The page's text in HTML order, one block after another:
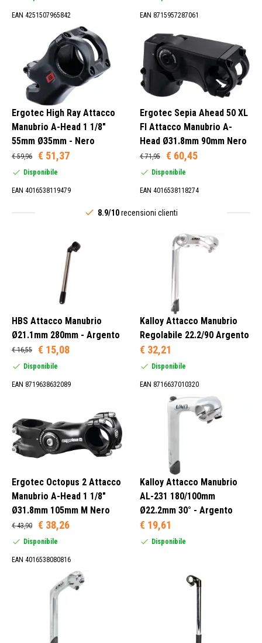
EAN 4251507965842 EAN 8715957287061
Ergotec High Ray Attacco
Manubrio A-Head 1 1/8"
55mm Ø35mm - Nero
€ 59,96 € 51,37
Disponibile
EAN 4016538119479
Ergotec Sepia Ahead 50 XL
FI Attacco Manubrio A-
Head Ø31.8mm 90mm Nero
€ 71,95 € 60,45
Disponibile
EAN 4016538118274
8.9/10recensioni clienti
HBS Attacco Manubrio
Ø21.1mm 280mm - Argento
€ 16,55 € 15,08
Disponibile
EAN 8719638632089
Kalloy Attacco Manubrio
Regolabile 22.2/90 Argento
€ 32,21
Disponibile
EAN 8716637010320
Ergotec Octopus 2 Attacco
Manubrio A-Head 1 1/8"
Ø31.8mm 105mm M Nero
€ 43,90 € 38,26
Disponibile
EAN 4016538080816
Kalloy Attacco Manubrio
AL-231 180/100mm
Ø22.2mm 30° - Argento
€ 19,61
Disponibile